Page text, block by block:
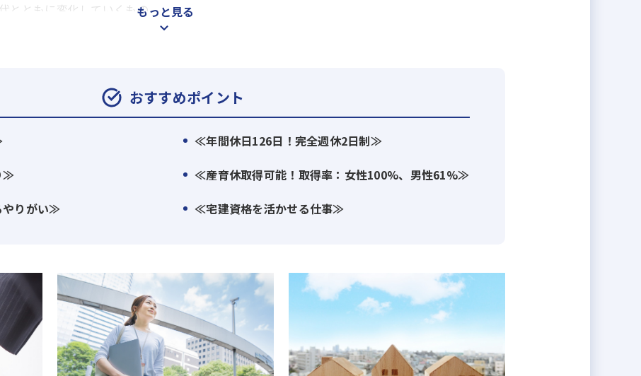
とともに変化していくもの。​
値を生み出し続けるために、​
もっと見る
おすすめポイント
≪年間休日126日！完全週休2日制≫
≫
≪産育休取得可能！取得率：女性100%、男性61%≫
やりがい≫
≪宅建資格を活かせる仕事≫